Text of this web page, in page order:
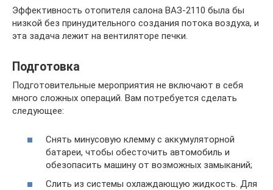
Эффективность отопителя салона ВАЗ-2110 была бы
низкой без принудительного создания потока воздуха, и
эта задача лежит на вентиляторе печки.
Подготовка
Подготовительные мероприятия не включают в себя
много сложных операций. Вам потребуется сделать
следующее:
Снять минусовую клемму с аккумуляторной
батареи, чтобы обесточить автомобиль и
обезопасить машину от возможных замыканий;
Слить из системы охлаждающую жидкость. Для